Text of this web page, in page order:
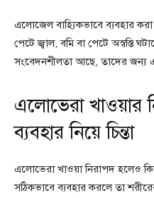
এলোজেল বাহ্যিকভাবে ব্যবহার
পেটে জ্বাল, বমি বা পেটে অস্বস্তি
সংবেদনশীলতা আছে, তাদের জন্য
এলোভেরা খাওয়ার
ব্যবহার নিয়ে চিন্তা
এলোভেরা খাওয়া নিরাপদ হলেও
সঠিকভাবে ব্যবহার করলে তা